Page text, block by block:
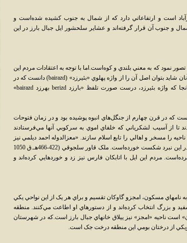
است و ارتفاعاتي دارد که از شمال به جنوب کشيده شده‌است و
و جنوب آن قرار گرفته‌اند و عشاير سلحشور ايل جبال بارز در اين
نمود که به معني بلندي و کوه‌است.اما با توجه به اعتقادات مردم اين
ايل و همچنين جنگجويي و سلحشوري و روحيه ايلي آنان شايد بتوان اصل آن را از واژه پهلوي «بئيرزد» (bairazd) دانست که در
بند هشن به معني برانگيزنده و جنگ آمده‌است.از انجا که واژه بئيرزد، درست صورت تلفظ «بارزد berizd بهرزد bairazd»
که در قرن چهارم از جنگل‌هاي انبوه پوشيده بود و در زمان فتوحات
تا از آسيب لشکرياني که خلفاي اموي به سرکوبي آنها مي‌فرستادند
را مسخر و اهالي را تابع اسلام سازند. «معزالدوله احمد ديلمي نيز
براي سرکوبي عشاير بارز به آنجا لشکر کشيده اما در اين نبرد شکست خورده‌است. ملک قاور سلجوقي (422-466هـ.ق 1050
کرده‌است. مردم اين ايل با اتابکان فارس نيز زد و خوردهايي کرده‌اند و
سرزمين خود را به 3 ناحيه مجزا به نامهاي مسکون، امجزو گاوکان تقسيم و براي هر يک از اين نواحي يکي
و بزرگ انتخاب کرده‌اند و از دستورهاي او اطاعت مي‌کنند. منطقه
ناحيه «امجز» نيز ييلاق خانهاي جبال بارز است.که در شهرستان
ويکي از درختان بومي اين منطقه درخت جک است.